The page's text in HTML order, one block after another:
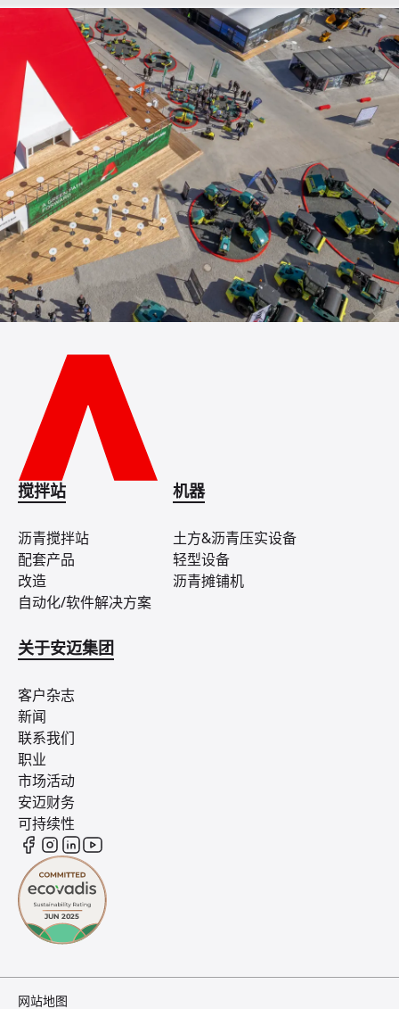
搅拌站
沥青搅拌站
配套产品
改造
自动化/软件解决方案
机器
土方&沥青压实设备
轻型设备
沥青摊铺机
关于安迈集团
客户杂志
新闻
联系我们
职业
市场活动
安迈财务
可持续性
网站地图